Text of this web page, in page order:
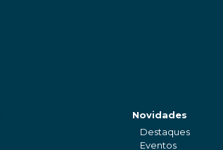
Novidades
Destaques
Eventos